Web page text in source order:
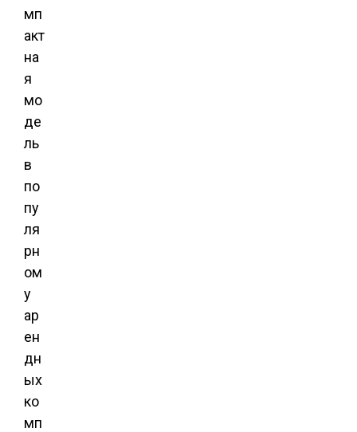
мп
акт
на
я
мо
де
ль
в
по
пу
ля
рн
ом
у
ар
ен
дн
ых
ко
мп